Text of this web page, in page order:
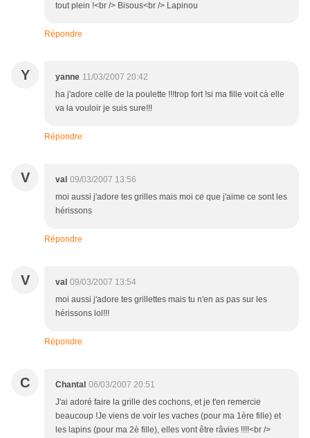
tout plein !<br /> Bisous<br /> Lapinou
Répondre
Y yanne 11/03/2007 20:42
ha j'adore celle de la poulette !!!trop fort !si ma fille voit cà elle
va la vouloir je suis sure!!!
Répondre
V val 09/03/2007 13:56
moi aussi j'adore tes grilles mais moi ce que j'aime ce sont les
hérissons
Répondre
V val 09/03/2007 13:54
moi aussi j'adore tes grillettes mais tu n'en as pas sur les
hérissons lol!!!
Répondre
C Chantal 06/03/2007 20:51
J'ai adoré faire la grille des cochons, et je t'en remercie
beaucoup !Je viens de voir les vaches (pour ma 1ère fille) et
les lapins (pour ma 2è fille), elles vont être râvies !!!!<br />